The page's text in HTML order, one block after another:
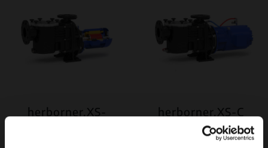
herborner.XS-
herborner.XS-C
узнать больше